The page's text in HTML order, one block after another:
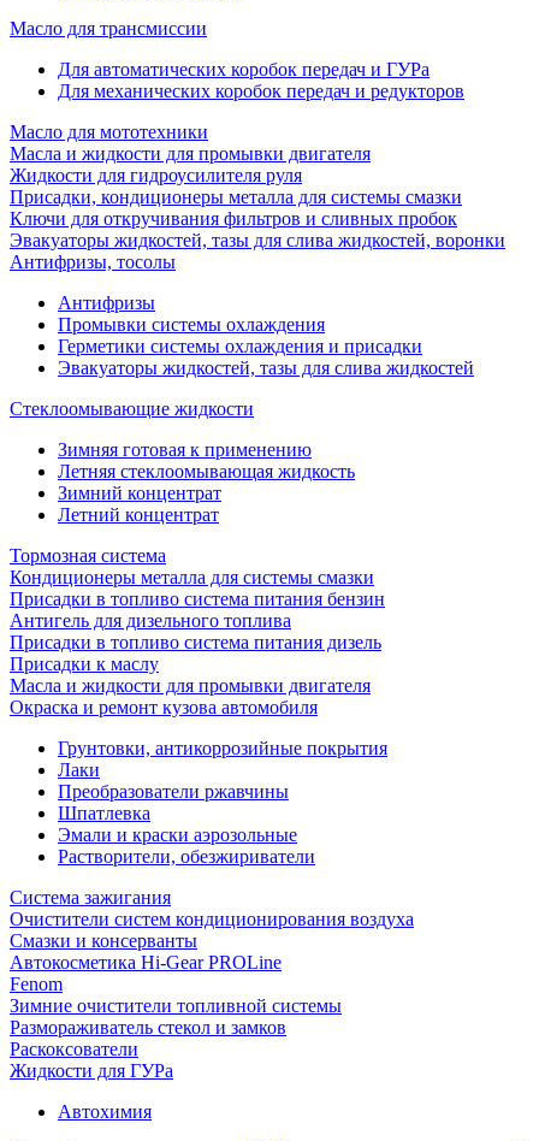
Масло для трансмиссии
Для автоматических коробок передач и ГУРа
Для механических коробок передач и редукторов
Масло для мототехники
Масла и жидкости для промывки двигателя
Жидкости для гидроусилителя руля
Присадки, кондиционеры металла для системы смазки
Ключи для откручивания фильтров и сливных пробок
Эвакуаторы жидкостей, тазы для слива жидкостей, воронки
Антифризы, тосолы
Антифризы
Промывки системы охлаждения
Герметики системы охлаждения и присадки
Эвакуаторы жидкостей, тазы для слива жидкостей
Стеклоомывающие жидкости
Зимняя готовая к применению
Летняя стеклоомывающая жидкость
Зимний концентрат
Летний концентрат
Тормозная система
Кондиционеры металла для системы смазки
Присадки в топливо система питания бензин
Антигель для дизельного топлива
Присадки в топливо система питания дизель
Присадки к маслу
Масла и жидкости для промывки двигателя
Окраска и ремонт кузова автомобиля
Грунтовки, антикоррозийные покрытия
Лаки
Преобразователи ржавчины
Шпатлевка
Эмали и краски аэрозольные
Растворители, обезжириватели
Система зажигания
Очистители систем кондиционирования воздуха
Смазки и консерванты
Автокосметика Hi-Gear PROLine
Fenom
Зимние очистители топливной системы
Размораживатель стекол и замков
Раскоксователи
Жидкости для ГУРа
Автохимия